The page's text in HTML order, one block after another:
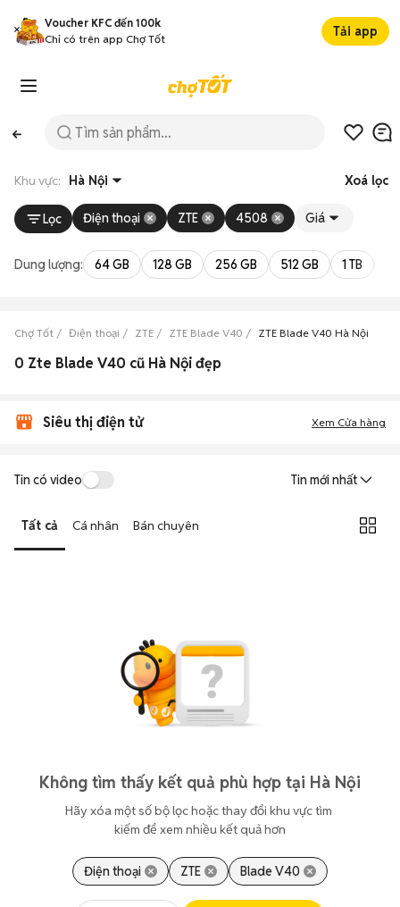
Voucher KFC đến 100k
Chỉ có trên app Chợ Tốt
Tải app
Khu vực: Hà Nội Xoá lọc
Lọc Điện thoại ZTE 4508 Giá
Dung lượng: 64 GB 128 GB 256 GB 512 GB 1 TB
Chợ Tốt Điện thoại ZTE ZTE Blade V40 ZTE Blade V40 Hà Nội
0 Zte Blade V40 cũ Hà Nội đẹp
Siêu thị điện tử Xem Cửa hàng
Tin có video Tin mới nhất
Tất cả Cá nhân Bán chuyên
Không tìm thấy kết quả phù hợp tại Hà Nội
Hãy xóa một số bộ lọc hoặc thay đổi khu vực tìm
kiếm để xem nhiều kết quả hơn
Điện thoại ZTE Blade V40